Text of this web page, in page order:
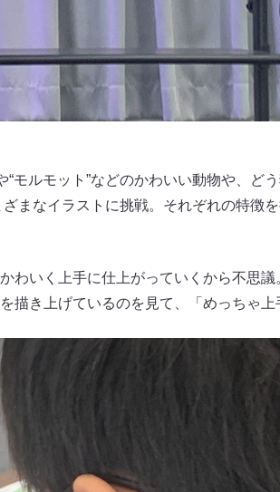
モルモット”などのかわいい動物や、ど
ざまなイラストに挑戦。それぞれの特徴
わいく上手に仕上がっていくから不思
描き上げているのを見て、「めっちゃ上